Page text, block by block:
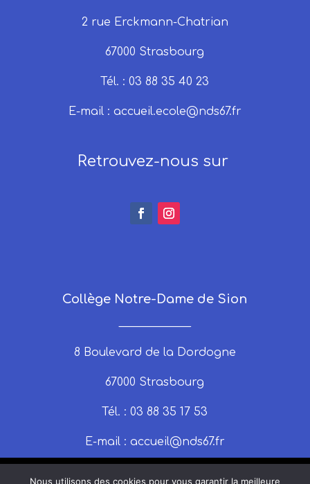
2 rue Erckmann-Chatrian
67000 Strasbourg
Tél. : 03 88 35 40 23
E-mail : accueil.ecole@nds67.fr
Retrouvez-nous sur
Collège Notre-Dame de Sion
8 Boulevard de la Dordogne
67000 Strasbourg
Tél. : 03 88 35 17 53
E-mail : accueil@nds67.fr
Nous utilisons des cookies pour vous garantir la meilleure